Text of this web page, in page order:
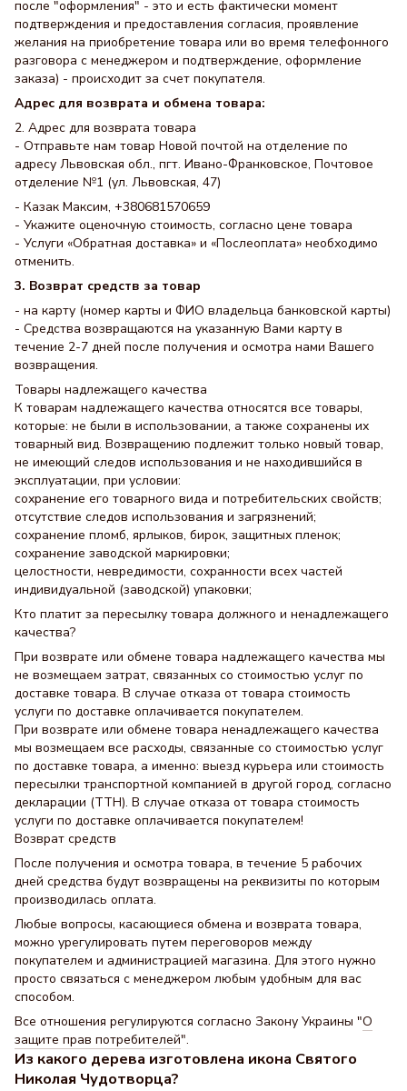
после "оформления" - это и есть фактически момент
подтверждения и предоставления согласия, проявление
желания на приобретение товара или во время телефонного
разговора с менеджером и подтверждение, оформление
заказа) - происходит за счет покупателя.
Адрес для возврата и обмена товара:
2. Адрес для возврата товара
- Отправьте нам товар Новой почтой на отделение по
адресу Львовская обл., пгт. Ивано-Франковское, Почтовое
отделение №1 (ул. Львовская, 47)
- Казак Максим, +380681570659
- Укажите оценочную стоимость, согласно цене товара
- Услуги «Обратная доставка» и «Послеоплата» необходимо
отменить.
3. Возврат средств за товар
- на карту (номер карты и ФИО владельца банковской карты)
- Средства возвращаются на указанную Вами карту в
течение 2-7 дней после получения и осмотра нами Вашего
возвращения.
Товары надлежащего качества
К товарам надлежащего качества относятся все товары,
которые: не были в использовании, а также сохранены их
товарный вид. Возвращению подлежит только новый товар,
не имеющий следов использования и не находившийся в
эксплуатации, при условии:
сохранение его товарного вида и потребительских свойств;
отсутствие следов использования и загрязнений;
сохранение пломб, ярлыков, бирок, защитных пленок;
сохранение заводской маркировки;
целостности, невредимости, сохранности всех частей
индивидуальной (заводской) упаковки;
Кто платит за пересылку товара должного и ненадлежащего
качества?
При возврате или обмене товара надлежащего качества мы
не возмещаем затрат, связанных со стоимостью услуг по
доставке товара. В случае отказа от товара стоимость
услуги по доставке оплачивается покупателем.
При возврате или обмене товара ненадлежащего качества
мы возмещаем все расходы, связанные со стоимостью услуг
по доставке товара, а именно: выезд курьера или стоимость
пересылки транспортной компанией в другой город, согласно
декларации (ТТН). В случае отказа от товара стоимость
услуги по доставке оплачивается покупателем!
Возврат средств
После получения и осмотра товара, в течение 5 рабочих
дней средства будут возвращены на реквизиты по которым
производилась оплата.
Любые вопросы, касающиеся обмена и возврата товара,
можно урегулировать путем переговоров между
покупателем и администрацией магазина. Для этого нужно
просто связаться с менеджером любым удобным для вас
способом.
Все отношения регулируются согласно Закону Украины "О
защите прав потребителей".
Из какого дерева изготовлена икона Святого
Николая Чудотворца?